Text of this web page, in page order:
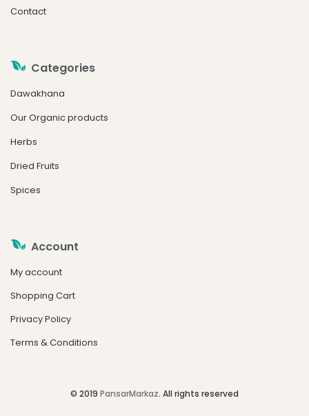
Contact
Categories
Dawakhana
Our Organic products
Herbs
Dried Fruits
Spices
Account
My account
Shopping Cart
Privacy Policy
Terms & Conditions
© 2019 PansarMarkaz. All rights reserved